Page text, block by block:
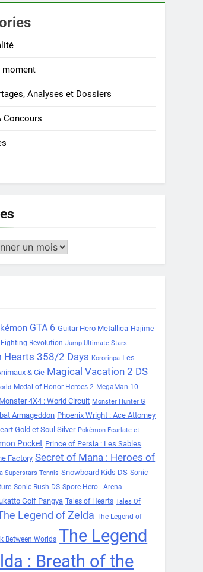
moment
Analyses et Dossiers
Concours
GTA 6 Guitar Hero Metallica Hajime
Revolution Jump Ultimate Stars
Hearts 358/2 Days Kororinpa Les
& Cie Magical Vacation 2 DS
Medal of Honor Heroes 2 MegaMan 10
Monster 4X4 : World Circuit Monster Hunter G
Armageddon Phoenix Wright : Ace Attorney
Gold et Soul Silver Pokémon Ecarlate et
Pocket Prince of Persia : Les Sables
Factory Secret of Mana : Heroes of
Superstars Tennis Snowboard Kids DS Sonic
Sonic Rush DS Spore Hero - Arena -
Golf Pangya Tales of Hearts Tales Of
Legend of Zelda The Legend of
Between Worlds The Legend
: Breath of the